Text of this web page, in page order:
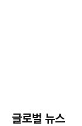
글로벌 뉴스